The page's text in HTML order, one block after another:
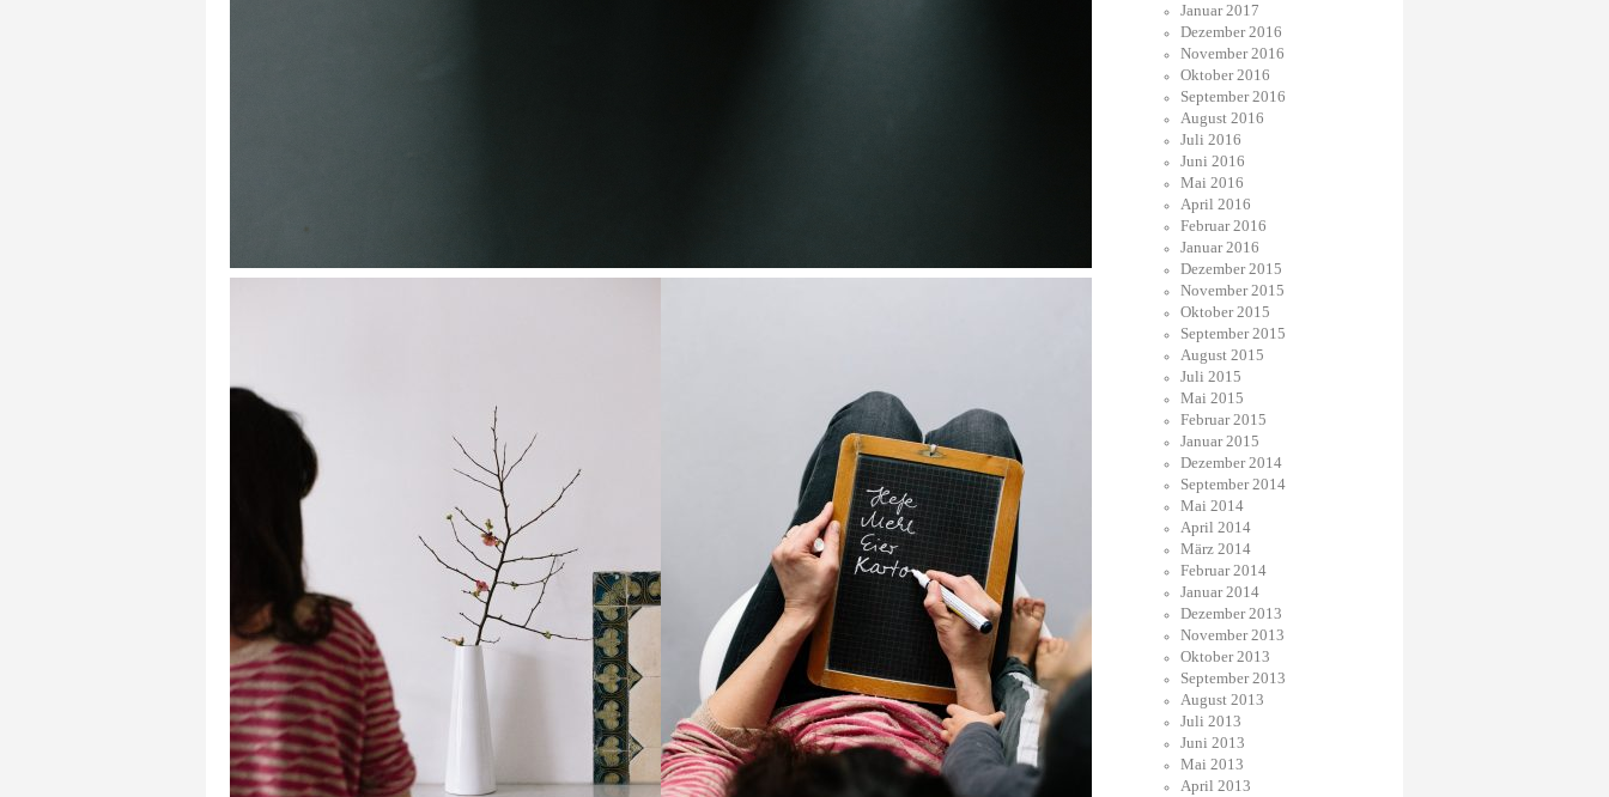
Januar 2017
Dezember 2016
November 2016
Oktober 2016
September 2016
August 2016
Juli 2016
Juni 2016
Mai 2016
April 2016
Februar 2016
Januar 2016
Dezember 2015
November 2015
Oktober 2015
September 2015
August 2015
Juli 2015
Mai 2015
Februar 2015
Januar 2015
Dezember 2014
September 2014
Mai 2014
April 2014
März 2014
Februar 2014
Januar 2014
Dezember 2013
November 2013
Oktober 2013
September 2013
August 2013
Juli 2013
Juni 2013
Mai 2013
April 2013